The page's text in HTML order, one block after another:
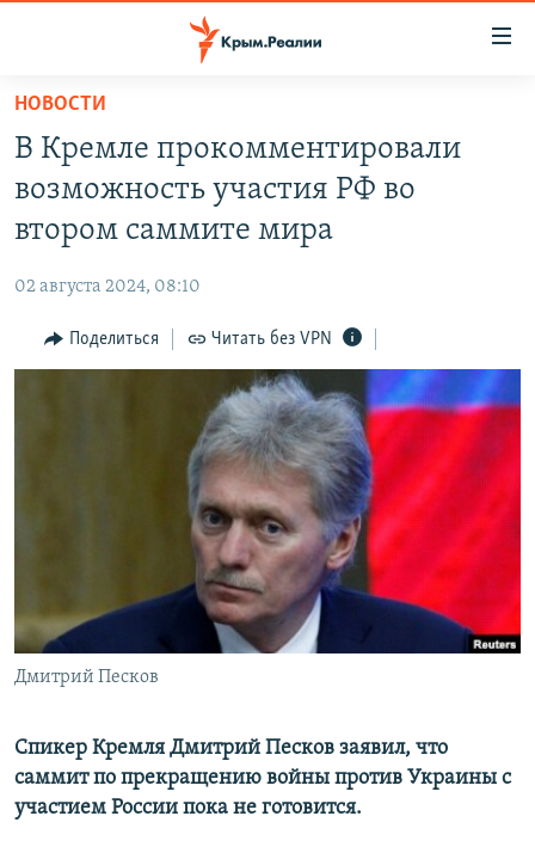
Вернуться
основному
содержанию
главной
навигации
Вернутся
СПЕЦПРОЕКТЫ
11 ЛЕТ ОККУПАЦИИ КРЫМА. 11 ИСТОРИЙ СОПРОТИВЛЕНИЯ
ЕЩЕ
ИНТЕРАКТИВ
ТЕЛЕПРОЕКТ КРЫМ.РЕАЛИИ
СОВЕТЫ ПРАВОЗАЩИТНИКОВ
ПРОПАВШИЕ БЕЗ ВЕСТИ
ПОБЕДИТЕЛЕЙ НЕ СУДЯТ?
КРЫМ.НЕПОКОРЕННЫЙ
ELIFBE
УКРАИНСКАЯ ПРОБЛЕМА КРЫМА
РАДІО СВОБОДА
КАК ОБОЙТИ БЛОКИРОВКУ
НОВОСТИ
В Кремле прокомментировали
возможность участия РФ во
втором саммите мира
02 августа 2024, 08:10
Поделиться Читать без VPN
Дмитрий Песков
Спикер Кремля Дмитрий Песков заявил, что
саммит по прекращению войны против Украины с
участием России пока не готовится.